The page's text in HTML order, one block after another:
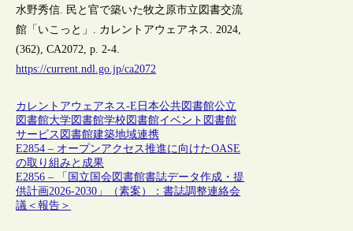
水野秀信. 民と官で築いた牧之原市立図書交流
館「いこっと」. カレントアウェアネス. 2024,
(362), CA2072, p. 2-4.
https://current.ndl.go.jp/ca2072
カレントアウェアネス-E 日本公共図書館公立
図書館大学図書館学校図書館イベント 図書館
サービス 図書館建築地域連携
E2854 – オープンアクセス推進に向けたOASE
の取り組みと成果
E2856 – 「国立国会図書館書誌データ作成・提
供計画2026-2030」（素案）：書誌調整連絡会
議＜報告＞